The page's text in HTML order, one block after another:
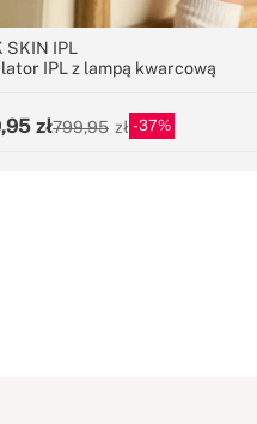
SKIN IPL
IPL z lampą kwarcową
799,95 37